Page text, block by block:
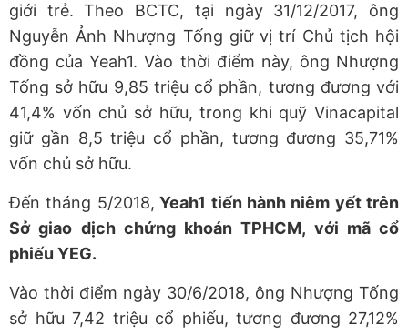
giới trẻ. Theo BCTC, tại ngày 31/12/2017, ông
Nguyễn Ảnh Nhượng Tống giữ vị trí Chủ tịch hội
đồng của Yeah1. Vào thời điểm này, ông Nhượng
Tống sở hữu 9,85 triệu cổ phần, tương đương với
41,4% vốn chủ sở hữu, trong khi quỹ Vinacapital
giữ gần 8,5 triệu cổ phần, tương đương 35,71%
vốn chủ sở hữu.
Đến tháng 5/2018, Yeah1 tiến hành niêm yết trên
Sở giao dịch chứng khoán TPHCM, với mã cổ
phiếu YEG.
Vào thời điểm ngày 30/6/2018, ông Nhượng Tống
sở hữu 7,42 triệu cổ phiếu, tương đương 27,12%